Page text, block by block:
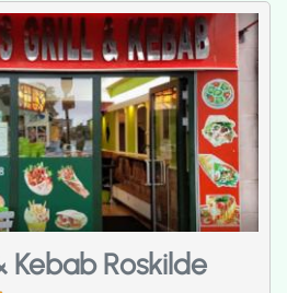
Kebab Roskilde